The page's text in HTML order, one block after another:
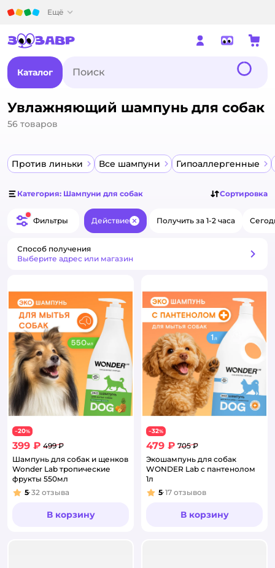
Ещё
Каталог
Увлажняющий шампунь для собак
56 товаров
Против линьки Все шампуни Гипоаллергенные
Категория: Шампуни для собак Сортировка
Фильтры Действие ЗакрытьПолучить за 1-2 часа
Способ получения
Выберите адрес или магазин
−20%
399 ₽ 499 ₽
Шампунь для собак и щенков
Wonder Lab тропические
фрукты 550мл
Рейтинг:
5 32 отзыва
В корзину
−32%
479 ₽ 705 ₽
Экошампунь для собак
WONDER Lab с пантенолом
1л
Рейтинг:
5 17 отзывов
В корзину